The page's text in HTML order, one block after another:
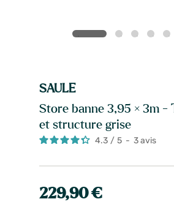
SAULE
Store banne 3,95 × 3m -
et structure grise
4.3 / 5 - 3avis
229,90 €